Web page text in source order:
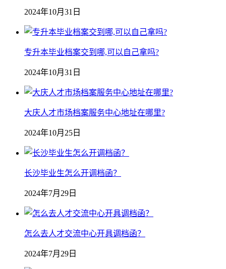
2024年10月31日
专升本毕业档案交到哪,可以自己拿吗?
2024年10月31日
大庆人才市场档案服务中心地址在哪里?
2024年10月25日
长沙毕业生怎么开调档函？
2024年7月29日
怎么去人才交流中心开具调档函？
2024年7月29日